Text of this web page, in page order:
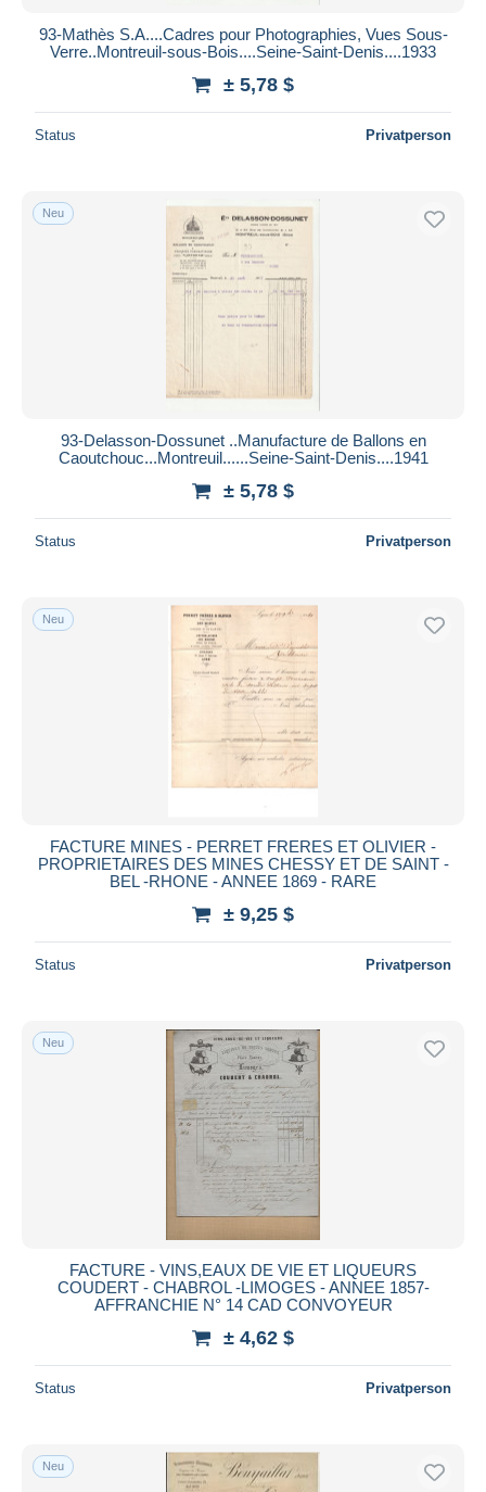
93-Mathès S.A....Cadres pour Photographies, Vues Sous-
Verre..Montreuil-sous-Bois....Seine-Saint-Denis....1933
± 5,78 $
Status Privatperson
Neu
93-Delasson-Dossunet ..Manufacture de Ballons en
Caoutchouc...Montreuil......Seine-Saint-Denis....1941
± 5,78 $
Status Privatperson
Neu
FACTURE MINES - PERRET FRERES ET OLIVIER -
PROPRIETAIRES DES MINES CHESSY ET DE SAINT -
BEL -RHONE - ANNEE 1869 - RARE
± 9,25 $
Status Privatperson
Neu
FACTURE - VINS,EAUX DE VIE ET LIQUEURS
COUDERT - CHABROL -LIMOGES - ANNEE 1857-
AFFRANCHIE N° 14 CAD CONVOYEUR
± 4,62 $
Status Privatperson
Neu